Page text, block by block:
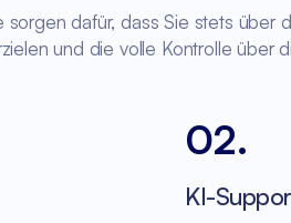
dafür, dass Sie stets
und die volle Kontrolle über
02.
KI-